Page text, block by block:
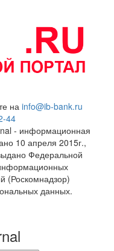
на info@ib-bank.ru
44
- информационная
10 апреля 2015г.,
Федеральной
(Роскомнадзор)
данных.